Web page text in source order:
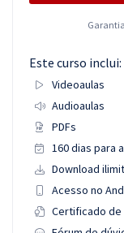
Este curso inclui:
Videoaulas
Audioaulas
PDFs
160 dias para
Download
Acesso no
Certificado de